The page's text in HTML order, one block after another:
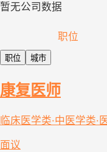
暂无公司数据
职位
职位 城市
康复医师
临床医学类·中医学类·
面议